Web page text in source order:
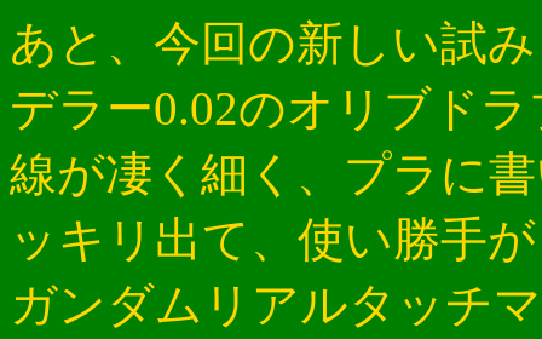
あと、今回の新しい試
デラー0.02のオリブド
線が凄く細く、プラに
ッキリ出て、使い勝手
ガンダムリアルタッチ